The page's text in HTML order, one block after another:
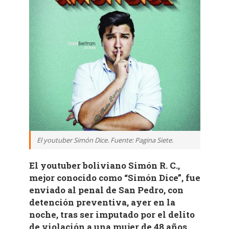
El youtuber Simón Dice. Fuente: Pagina Siete.
El youtuber boliviano Simón R. C.,
mejor conocido como “Simón Dice”, fue
enviado al penal de San Pedro, con
detención preventiva, ayer en la
noche, tras ser imputado por el delito
de violación a una mujer de 48 años.